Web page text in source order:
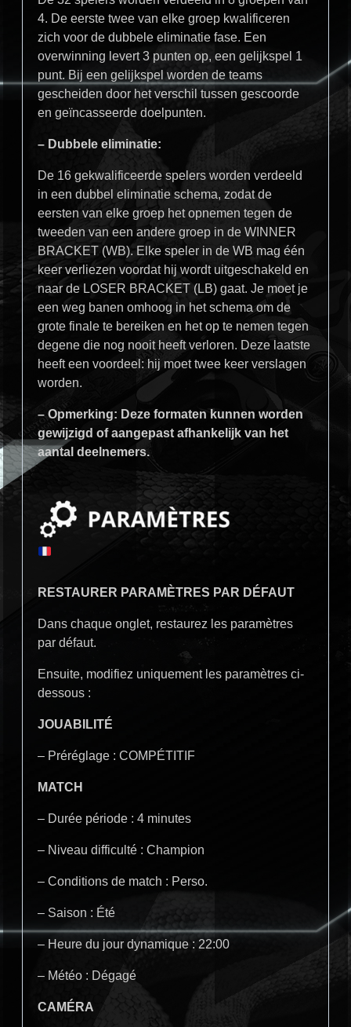
4. De eerste twee van elke groep kwalificeren
zich voor de dubbele eliminatie fase. Een
overwinning levert 3 punten op, een gelijkspel 1
punt. Bij een gelijkspel worden de teams
gescheiden door het verschil tussen gescoorde
en geïncasseerde doelpunten.
– Dubbele eliminatie:
De 16 gekwalificeerde spelers worden verdeeld
in een dubbel eliminatie schema, zodat de
eersten van elke groep het opnemen tegen de
tweeden van een andere groep in de WINNER
BRACKET (WB). Elke speler in de WB mag één
keer verliezen voordat hij wordt uitgeschakeld en
naar de LOSER BRACKET (LB) gaat. Je moet je
een weg banen omhoog in het schema om de
grote finale te bereiken en het op te nemen tegen
degene die nog nooit heeft verloren. Deze laatste
heeft een voordeel: hij moet twee keer verslagen
worden.
– Opmerking: Deze formaten kunnen worden
gewijzigd of aangepast afhankelijk van het
aantal deelnemers.
RESTAURER PARAMÈTRES PAR DÉFAUT
Dans chaque onglet, restaurez les paramètres
par défaut.
Ensuite, modifiez uniquement les paramètres ci-
dessous :
JOUABILITÉ
– Préréglage : COMPÉTITIF
MATCH
– Durée période : 4 minutes
– Niveau difficulté : Champion
– Conditions de match : Perso.
– Saison : Été
– Heure du jour dynamique : 22:00
– Météo : Dégagé
CAMÉRA